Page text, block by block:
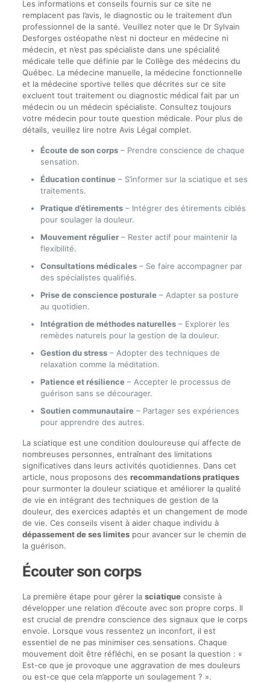
Les informations et conseils fournis sur ce site ne
remplacent pas l’avis, le diagnostic ou le traitement d’un
professionnel de la santé. Veuillez noter que le Dr Sylvain
Desforges ostéopathe n’est ni docteur en médecine ni
médecin, et n’est pas spécialiste dans une spécialité
médicale telle que définie par le Collège des médecins du
Québec. La médecine manuelle, la médecine fonctionnelle
et la médecine sportive telles que décrites sur ce site
excluent tout traitement ou diagnostic médical fait par un
médecin ou un médecin spécialiste. Consultez toujours
votre médecin pour toute question médicale. Pour plus de
détails, veuillez lire notre Avis Légal complet.
Écoute de son corps– Prendre conscience de chaque
sensation.
Éducation continue– S’informer sur la sciatique et ses
traitements.
Pratique d’étirements– Intégrer des étirements ciblés
pour soulager la douleur.
Mouvement régulier– Rester actif pour maintenir la
flexibilité.
Consultations médicales– Se faire accompagner par
des spécialistes qualifiés.
Prise de conscience posturale– Adapter sa posture
au quotidien.
Intégration de méthodes naturelles– Explorer les
remèdes naturels pour la gestion de la douleur.
Gestion du stress– Adopter des techniques de
relaxation comme la méditation.
Patience et résilience– Accepter le processus de
guérison sans se décourager.
Soutien communautaire– Partager ses expériences
pour apprendre des autres.
La sciatique est une condition douloureuse qui affecte de
nombreuses personnes, entraînant des limitations
significatives dans leurs activités quotidiennes. Dans cet
article, nous proposons des recommandations pratiques
pour surmonter la douleur sciatique et améliorer la qualité
de vie en intégrant des techniques de gestion de la
douleur, des exercices adaptés et un changement de mode
de vie. Ces conseils visent à aider chaque individu à
dépassement de ses limitespour avancer sur le chemin de
la guérison.
Écouter son corps
La première étape pour gérer la sciatiqueconsiste à
développer une relation d’écoute avec son propre corps. Il
est crucial de prendre conscience des signaux que le corps
envoie. Lorsque vous ressentez un inconfort, il est
essentiel de ne pas minimiser ces sensations. Chaque
mouvement doit être réfléchi, en se posant la question : «
Est-ce que je provoque une aggravation de mes douleurs
ou est-ce que cela m’apporte un soulagement ? ».